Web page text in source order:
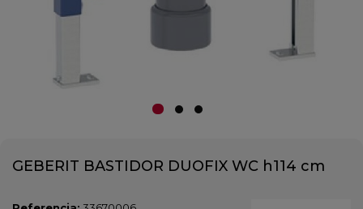
GEBERIT BASTIDOR DUOFIX WC h114 cm